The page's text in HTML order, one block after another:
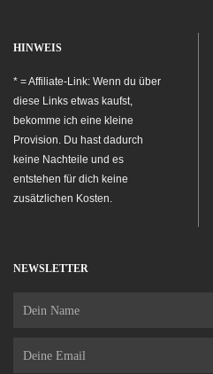
HINWEIS
* = Affiliate-Link: Wenn du über
diese Links etwas kaufst,
bekomme ich eine kleine
Provision. Du hast dadurch
keine Nachteile und es
entstehen für dich keine
zusätzlichen Kosten.
NEWSLETTER
Name
Email